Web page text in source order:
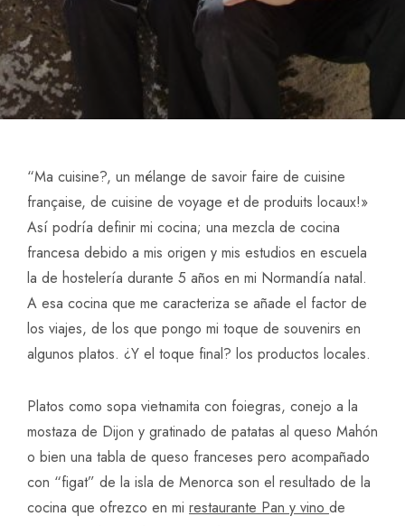
“Ma cuisine?, un mélange de savoir faire de cuisine
française, de cuisine de voyage et de produits locaux!»
Así podría definir mi cocina; una mezcla de cocina
francesa debido a mis origen y mis estudios en escuela
la de hostelería durante 5 años en mi Normandía natal.
A esa cocina que me caracteriza se añade el factor de
los viajes, de los que pongo mi toque de souvenirs en
algunos platos. ¿Y el toque final? los productos locales.
Platos como sopa vietnamita con foiegras, conejo a la
mostaza de Dijon y gratinado de patatas al queso Mahón
o bien una tabla de queso franceses pero acompañado
con “figat” de la isla de Menorca son el resultado de la
cocina que ofrezco en mi restaurante Pan y vino de